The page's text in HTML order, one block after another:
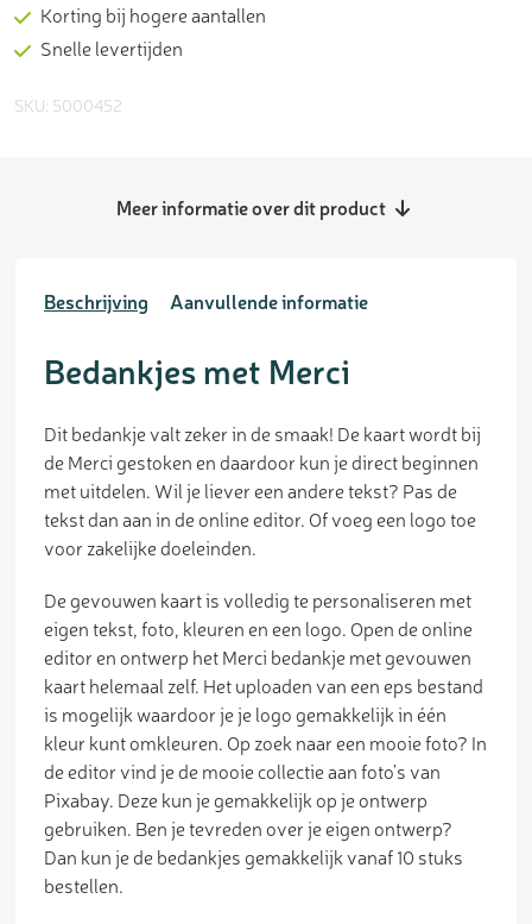
Korting bij hogere aantallen
Snelle levertijden
SKU: 5000452
Meer informatie over dit product
Beschrijving Aanvullende informatie
Bedankjes met Merci
Dit bedankje valt zeker in de smaak! De kaart wordt bij
de Merci gestoken en daardoor kun je direct beginnen
met uitdelen. Wil je liever een andere tekst? Pas de
tekst dan aan in de online editor. Of voeg een logo toe
voor zakelijke doeleinden.
De gevouwen kaart is volledig te personaliseren met
eigen tekst, foto, kleuren en een logo. Open de online
editor en ontwerp het Merci bedankje met gevouwen
kaart helemaal zelf. Het uploaden van een eps bestand
is mogelijk waardoor je je logo gemakkelijk in één
kleur kunt omkleuren. Op zoek naar een mooie foto? In
de editor vind je de mooie collectie aan foto’s van
Pixabay. Deze kun je gemakkelijk op je ontwerp
gebruiken. Ben je tevreden over je eigen ontwerp?
Dan kun je de bedankjes gemakkelijk vanaf 10 stuks
bestellen.